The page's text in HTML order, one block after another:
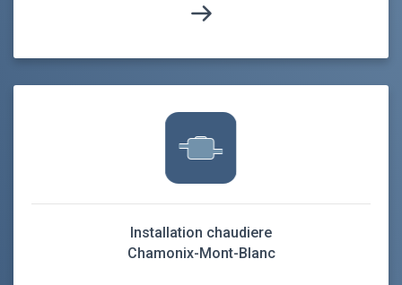
Installation chaudiere
Chamonix-Mont-Blanc